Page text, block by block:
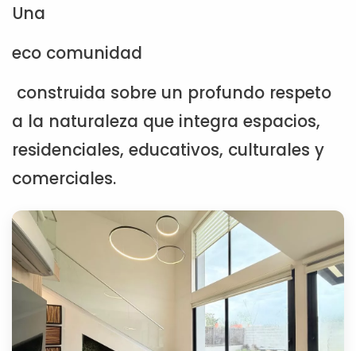
Una
eco comunidad
construida sobre un profundo respeto
a la naturaleza que integra espacios,
residenciales, educativos, culturales y
comerciales.